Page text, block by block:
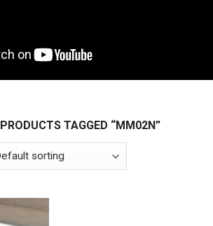
PRODUCTS TAGGED “MM02N”